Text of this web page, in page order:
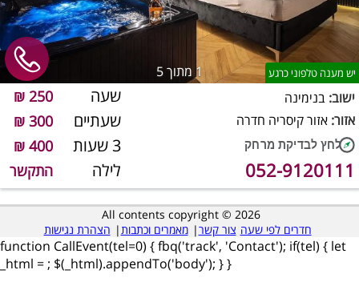
1 מתוך 5 יש מענה טלפוני כרגע
שעה 250 ₪
שעתיים 300 ₪
3 שעות 400 ₪
לילה התקשר
ישוב: בנימינה
אזור: אזור קיסריה חדרה
052-9120111
All contents copyright © 2026
חדרים לפי שעה צור קשר| מאמרים וכתבות | הצהרת נגישות
function CallEvent(tel=0) { fbq('track', 'Contact'); if(tel) { let
_html = ; $(_html).appendTo('body'); } }